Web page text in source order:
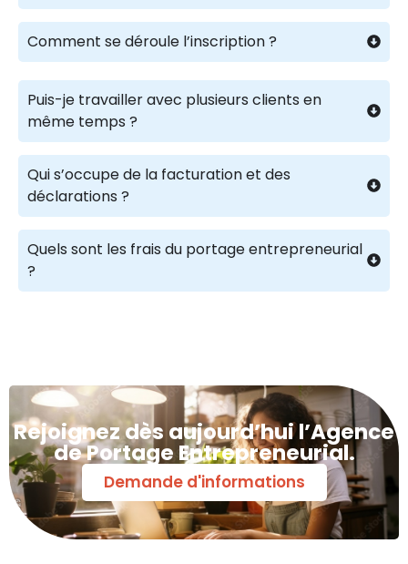
Comment se déroule l’inscription ?
Puis-je travailler avec plusieurs clients en
même temps ?
Qui s’occupe de la facturation et des
déclarations ?
Quels sont les frais du portage entrepreneurial
?
Rejoignez dès aujourd’hui l’Agence
de Portage Entrepreneurial.
Demande d'informations